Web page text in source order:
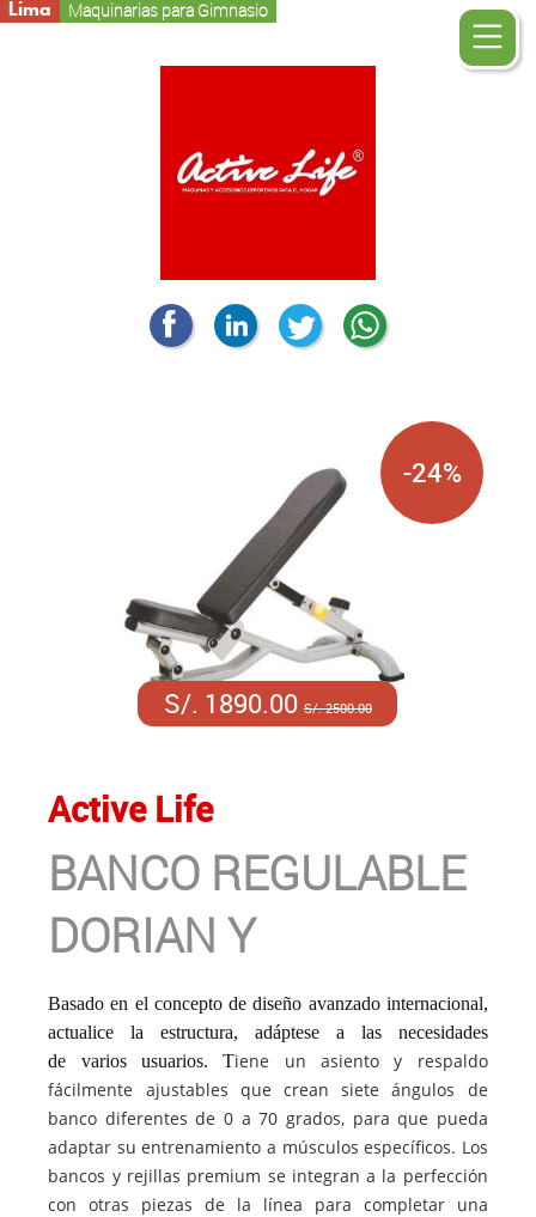
Lima Maquinarias para Gimnasio
S/. 1890.00 S/. 2500.00
-24%
Active Life
BANCO REGULABLE
DORIAN Y
Basado en el concepto de diseño avanzado internacional,
actualice la estructura, adáptese a las necesidades
de varios usuarios. Tiene un asiento y respaldo
fácilmente ajustables que crean siete ángulos de
banco diferentes de 0 a 70 grados, para que pueda
adaptar su entrenamiento a músculos específicos. Los
bancos y rejillas premium se integran a la perfección
con otras piezas de la línea para completar una